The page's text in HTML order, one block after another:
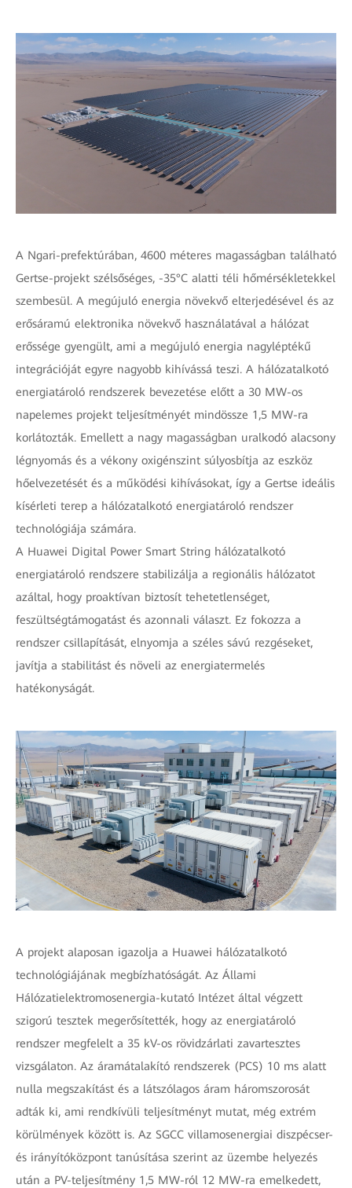
A Ngari-prefektúrában, 4600 méteres magasságban található
Gertse-projekt szélsőséges, -35°C alatti téli hőmérsékletekkel
szembesül. A megújuló energia növekvő elterjedésével és az
erősáramú elektronika növekvő használatával a hálózat
erőssége gyengült, ami a megújuló energia nagyléptékű
integrációját egyre nagyobb kihívássá teszi. A hálózatalkotó
energiatároló rendszerek bevezetése előtt a 30 MW-os
napelemes projekt teljesítményét mindössze 1,5 MW-ra
korlátozták. Emellett a nagy magasságban uralkodó alacsony
légnyomás és a vékony oxigénszint súlyosbítja az eszköz
hőelvezetését és a működési kihívásokat, így a Gertse ideális
kísérleti terep a hálózatalkotó energiatároló rendszer
technológiája számára.
A Huawei Digital Power Smart String hálózatalkotó
energiatároló rendszere stabilizálja a regionális hálózatot
azáltal, hogy proaktívan biztosít tehetetlenséget,
feszültségtámogatást és azonnali választ. Ez fokozza a
rendszer csillapítását, elnyomja a széles sávú rezgéseket,
javítja a stabilitást és növeli az energiatermelés
hatékonyságát.
A projekt alaposan igazolja a Huawei hálózatalkotó
technológiájának megbízhatóságát. Az Állami
Hálózatielektromosenergia-kutató Intézet által végzett
szigorú tesztek megerősítették, hogy az energiatároló
rendszer megfelelt a 35 kV-os rövidzárlati zavartesztes
vizsgálaton. Az áramátalakító rendszerek (PCS) 10 ms alatt
nulla megszakítást és a látszólagos áram háromszorosát
adták ki, ami rendkívüli teljesítményt mutat, még extrém
körülmények között is. Az SGCC villamosenergiai diszpécser-
és irányítóközpont tanúsítása szerint az üzembe helyezés
után a PV-teljesítmény 1,5 MW-ról 12 MW-ra emelkedett,